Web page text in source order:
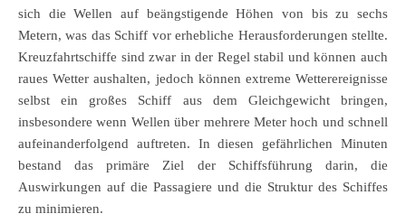
sich die Wellen auf beängstigende Höhen von bis zu sechs
Metern, was das Schiff vor erhebliche Herausforderungen stellte.
Kreuzfahrtschiffe sind zwar in der Regel stabil und können auch
raues Wetter aushalten, jedoch können extreme Wetterereignisse
selbst ein großes Schiff aus dem Gleichgewicht bringen,
insbesondere wenn Wellen über mehrere Meter hoch und schnell
aufeinanderfolgend auftreten. In diesen gefährlichen Minuten
bestand das primäre Ziel der Schiffsführung darin, die
Auswirkungen auf die Passagiere und die Struktur des Schiffes
zu minimieren.